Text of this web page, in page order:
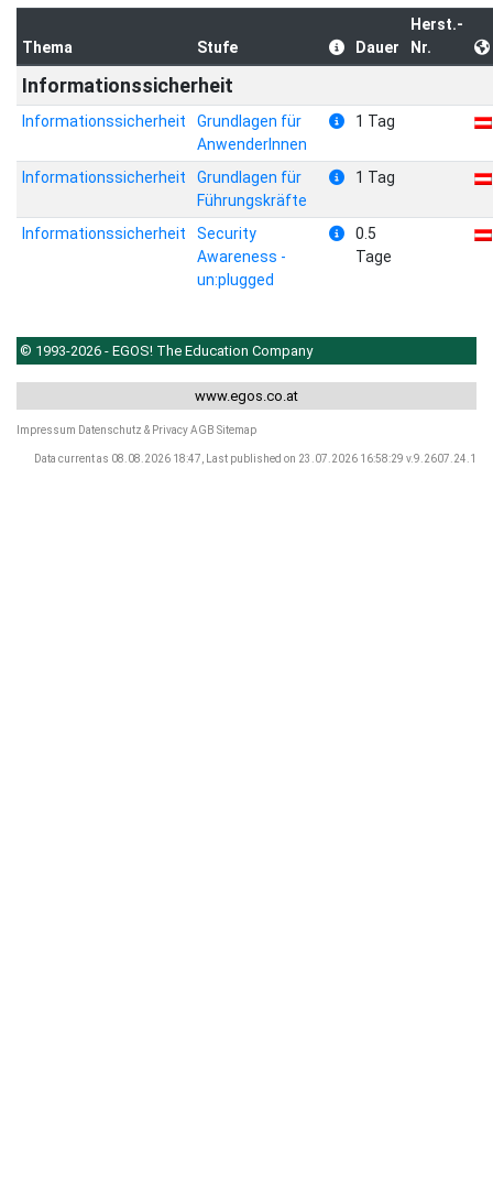
Thema Stufe Dauer
Herst.-
Nr.
Informationssicherheit
Informationssicherheit
Grundlagen für
AnwenderInnen
1 Tag
Informationssicherheit
Grundlagen für
Führungskräfte
1 Tag
Informationssicherheit
Security
Awareness -
un:plugged
0.5
Tage
© 1993-2026 - EGOS! The Education Company
www.egos.co.at
Impressum Datenschutz & PrivacyAGB Sitemap
Data current as 08.08.2026 18:47, Last published on 23.07.2026 16:58:29 v.9.2607.24.1